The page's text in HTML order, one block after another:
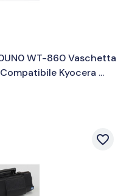
WT-860 Vaschetta
Kyocera ...
favorite_border